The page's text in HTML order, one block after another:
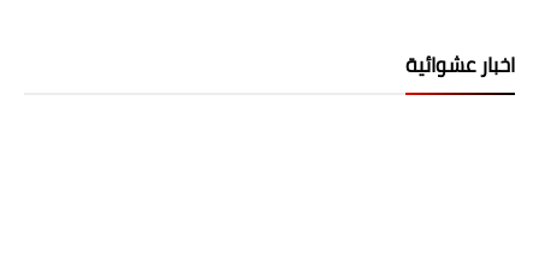
اخبار عشوائية